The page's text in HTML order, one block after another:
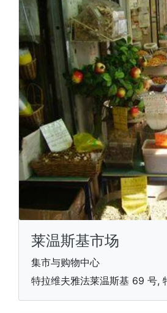
莱温斯基市场
集市与购物中心
特拉维夫雅法莱温斯基 69 号,